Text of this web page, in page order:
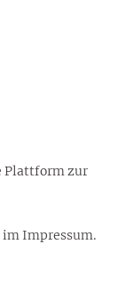
Plattform zur
im Impressum.